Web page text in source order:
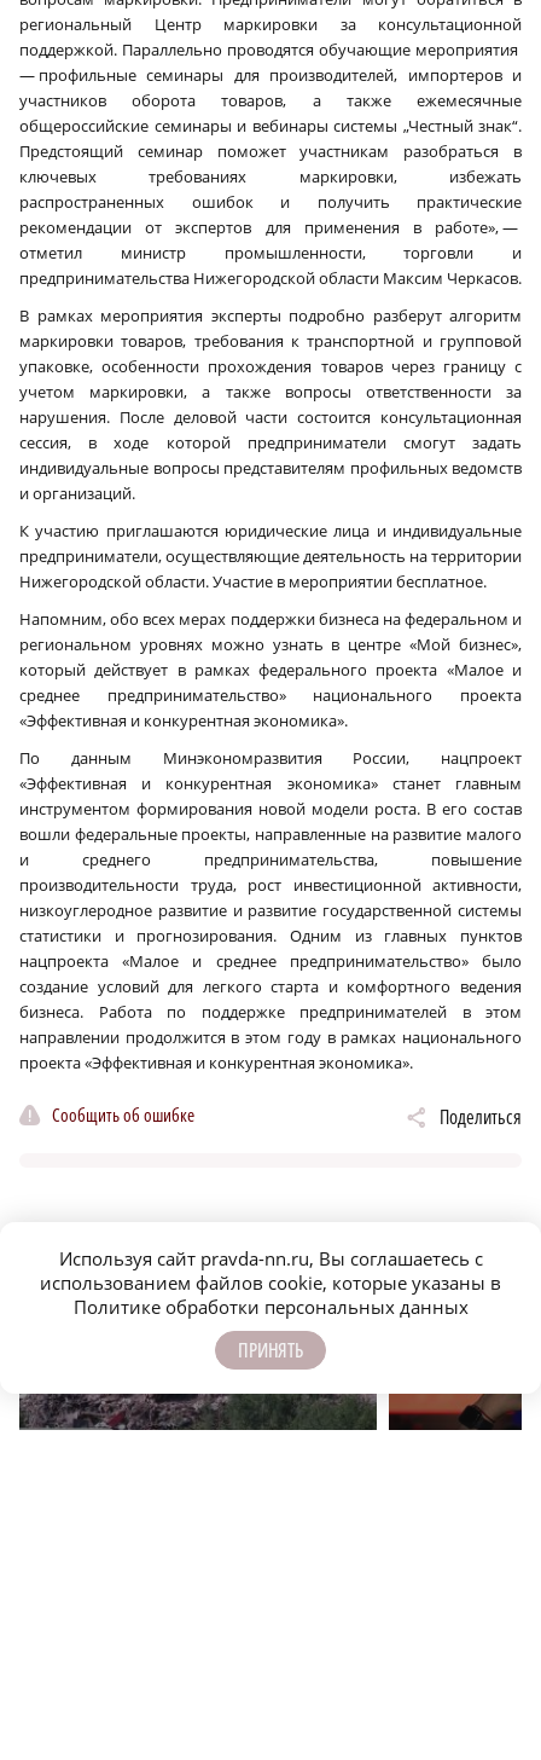
региональный Центр маркировки за консультационной
поддержкой. Параллельно проводятся обучающие мероприятия
— профильные семинары для производителей, импортеров и
участников оборота товаров, а также ежемесячные
общероссийские семинары и вебинары системы „Честный знак“.
Предстоящий семинар поможет участникам разобраться в
ключевых требованиях маркировки, избежать
распространенных ошибок и получить практические
рекомендации от экспертов для применения в работе», —
отметил министр промышленности, торговли и
предпринимательства Нижегородской области Максим Черкасов.
В рамках мероприятия эксперты подробно разберут алгоритм
маркировки товаров, требования к транспортной и групповой
упаковке, особенности прохождения товаров через границу с
учетом маркировки, а также вопросы ответственности за
нарушения. После деловой части состоится консультационная
сессия, в ходе которой предприниматели смогут задать
индивидуальные вопросы представителям профильных ведомств
и организаций.
К участию приглашаются юридические лица и индивидуальные
предприниматели, осуществляющие деятельность на территории
Нижегородской области. Участие в мероприятии бесплатное.
Напомним, обо всех мерах поддержки бизнеса на федеральном и
региональном уровнях можно узнать в центре «Мой бизнес»,
который действует в рамках федерального проекта «Малое и
среднее предпринимательство» национального проекта
«Эффективная и конкурентная экономика».
По данным Минэкономразвития России, нацпроект
«Эффективная и конкурентная экономика» станет главным
инструментом формирования новой модели роста. В его состав
вошли федеральные проекты, направленные на развитие малого
и среднего предпринимательства, повышение
производительности труда, рост инвестиционной активности,
низкоуглеродное развитие и развитие государственной системы
статистики и прогнозирования. Одним из главных пунктов
нацпроекта «Малое и среднее предпринимательство» было
создание условий для легкого старта и комфортного ведения
бизнеса. Работа по поддержке предпринимателей в этом
направлении продолжится в этом году в рамках национального
проекта «Эффективная и конкурентная экономика».
Сообщить об ошибке Поделиться
Используя сайт pravda-nn.ru, Вы соглашаетесь с
использованием файлов cookie, которые указаны в
Политике обработки персональных данных
ПРИНЯТЬ